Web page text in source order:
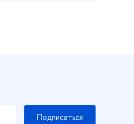
Подписаться